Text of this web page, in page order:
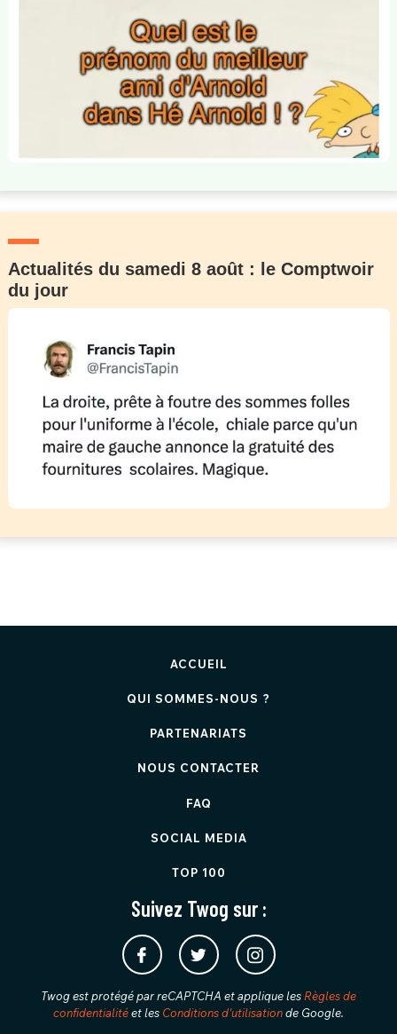
Actualités du samedi 8 août : le Comptwoir
du jour
ACCUEIL
QUI SOMMES-NOUS ?
PARTENARIATS
NOUS CONTACTER
FAQ
SOCIAL MEDIA
TOP 100
Suivez Twog sur :
Twog est protégé par reCAPTCHA et applique les Règles de
confidentialitéet les Conditions d'utilisationde Google.